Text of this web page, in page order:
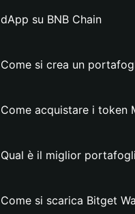
dApp su BNB Chain
Come si crea un
Come acquistare i token
Qual è il miglior
Come si scarica Bitget